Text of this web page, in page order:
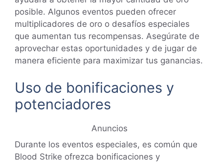
posible. Algunos eventos pueden ofrecer
multiplicadores de oro o desafíos especiales
que aumentan tus recompensas. Asegúrate de
aprovechar estas oportunidades y de jugar de
manera eficiente para maximizar tus ganancias.
Uso de bonificaciones y
potenciadores
Anuncios
Durante los eventos especiales, es común que
Blood Strike ofrezca bonificaciones y